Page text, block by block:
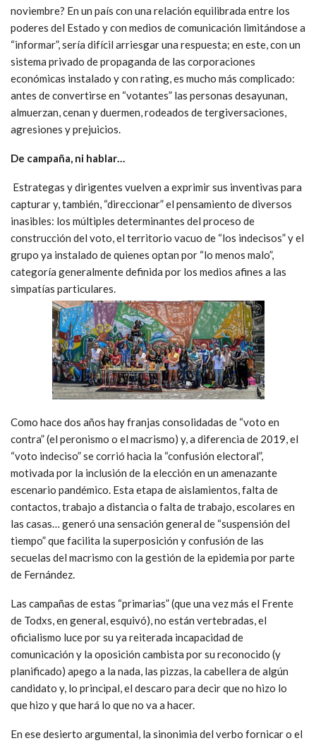
noviembre? En un país con una relación equilibrada entre los
poderes del Estado y con medios de comunicación limitándose a
“informar”, sería difícil arriesgar una respuesta; en este, con un
sistema privado de propaganda de las corporaciones
económicas instalado y con rating, es mucho más complicado:
antes de convertirse en “votantes” las personas desayunan,
almuerzan, cenan y duermen, rodeados de tergiversaciones,
agresiones y prejuicios.
De campaña, ni hablar…
Estrategas y dirigentes vuelven a exprimir sus inventivas para
capturar y, también, “direccionar” el pensamiento de diversos
inasibles: los múltiples determinantes del proceso de
construcción del voto, el territorio vacuo de “los indecisos” y el
grupo ya instalado de quienes optan por “lo menos malo”,
categoría generalmente definida por los medios afines a las
simpatías particulares.
Como hace dos años hay franjas consolidadas de “voto en
contra” (el peronismo o el macrismo) y, a diferencia de 2019, el
“voto indeciso” se corrió hacia la “confusión electoral”,
motivada por la inclusión de la elección en un amenazante
escenario pandémico. Esta etapa de aislamientos, falta de
contactos, trabajo a distancia o falta de trabajo, escolares en
las casas… generó una sensación general de “suspensión del
tiempo” que facilita la superposición y confusión de las
secuelas del macrismo con la gestión de la epidemia por parte
de Fernández.
Las campañas de estas “primarias” (que una vez más el Frente
de Todxs, en general, esquivó), no están vertebradas, el
oficialismo luce por su ya reiterada incapacidad de
comunicación y la oposición cambista por su reconocido (y
planificado) apego a la nada, las pizzas, la cabellera de algún
candidato y, lo principal, el descaro para decir que no hizo lo
que hizo y que hará lo que no va a hacer.
En ese desierto argumental, la sinonimia del verbo fornicar o el